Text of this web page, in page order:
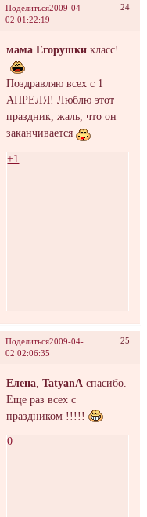
Поделиться 24
2009-04-
02 01:22:19
мама Егорушки класс!
Поздравляю всех с 1
АПРЕЛЯ! Люблю этот
праздник, жаль, что он
заканчивается
+1
Поделиться 25
2009-04-
02 02:06:35
Елена ,TatyanA спасибо.
Еще раз всех с
праздником !!!!!
0